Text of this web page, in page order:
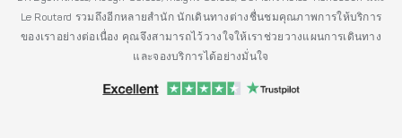
Le Routard รวมถึงอีกหลายสำนัก นักเดินทางต่างชื่นชมคุณภาพการให้บริการ
ของเราอย่างต่อเนื่อง คุณจึงสามารถไว้วางใจให้เราช่วยวางแผนการเดินทาง
และจองบริการได้อย่างมั่นใจ